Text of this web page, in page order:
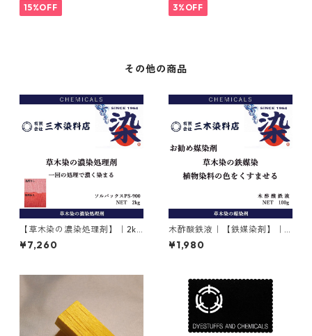
15%OFF 3%OFF
その他の商品
【草木染の濃染処理剤】｜2kg
｜ソルバックスPSー900
¥7,260
木酢酸鉄液｜【鉄媒染剤】｜1
00g
¥1,980